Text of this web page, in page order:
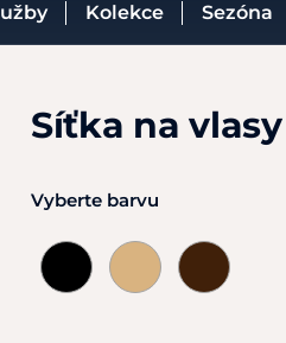
Kolekce Sezóna
Síťka na
Vyberte barvu